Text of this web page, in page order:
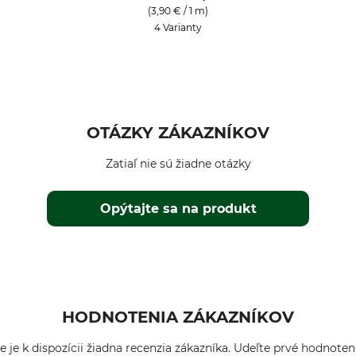
(3,90 € / 1 m)
4 Varianty
OTÁZKY ZÁKAZNÍKOV
Opýtajte sa na produkt
Zatiaľ nie sú žiadne otázky
HODNOTENIA ZÁKAZNÍKOV
je k dispozícii žiadna recenzia zákazníka. Udeľte prvé